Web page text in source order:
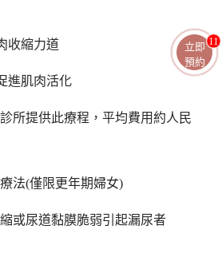
收縮力道
進肌肉活化
所提供此療程，平均費用約人民
法(僅限更年期婦女)
或尿道黏膜脆弱引起漏尿者
立即
預約
11